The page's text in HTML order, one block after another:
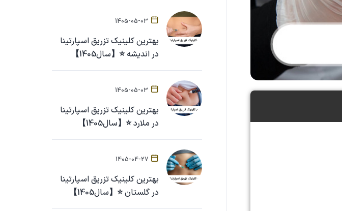
1405-05-03
بهترین کلینیک تزریق اسپارتینا
در اندیشه ⭐【سال1405】
1405-05-03
بهترین کلینیک تزریق اسپارتینا
در ملارد ⭐【سال1405】
1405-04-27
بهترین کلینیک تزریق اسپارتینا
در گلستان ⭐【سال1405】